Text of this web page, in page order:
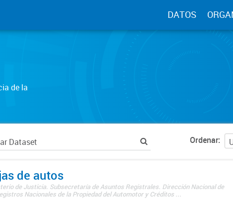
DATOS
de la
Ordenar
de autos
de Justicia. Subsecretaría de Asuntos Registrales. Dirección Nacional de
Nacionales de la Propiedad del Automotor y Créditos ...